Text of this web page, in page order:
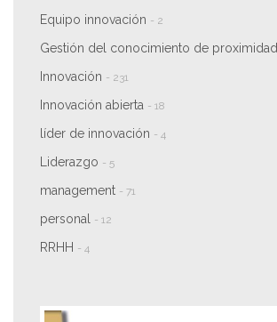
Equipo innovación - 2
Gestión del conocimiento de proximidad
Innovación - 231
Innovación abierta - 18
líder de innovación - 4
Liderazgo - 5
management - 71
personal - 12
RRHH - 4